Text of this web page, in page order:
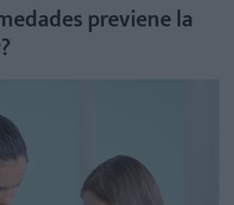
previene la